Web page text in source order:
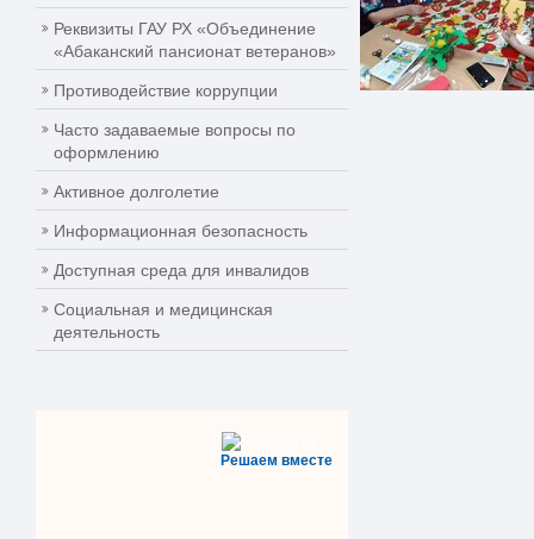
Реквизиты ГАУ РХ «Объединение
«Абаканский пансионат ветеранов»
Противодействие коррупции
Часто задаваемые вопросы по
оформлению
Активное долголетие
Информационная безопасность
Доступная среда для инвалидов
Социальная и медицинская
деятельность
Решаем вместе